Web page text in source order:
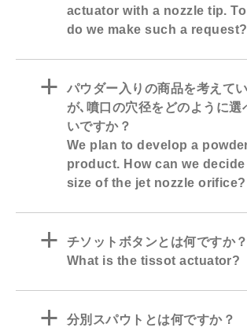
actuator with a nozzle tip.
do we make such a request?
a
パウダー入りの商品を考えて
が､噴口の穴径をどのように選
いですか？
We plan to develop a
product. How can we
size of the jet nozzle orifice?
a
チソットボタンとは何ですか？
What is the tissot actuator?
a
分別スパウトとは何ですか？